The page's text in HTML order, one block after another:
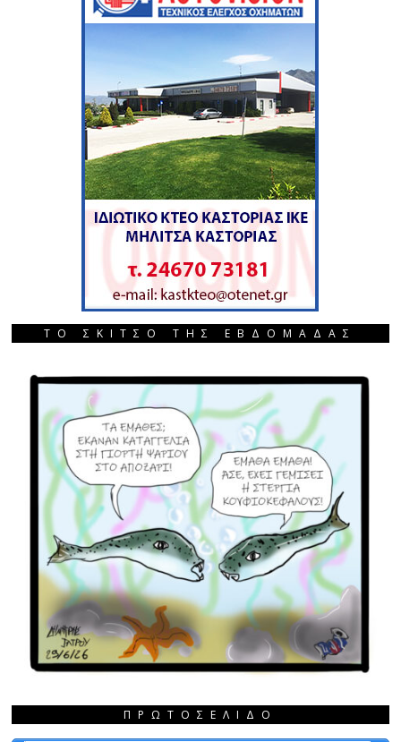
ΤΟ ΣΚΙΤΣΟ ΤΗΣ ΕΒΔΟΜΑΔΑΣ
ΠΡΩΤΟΣΈΛΙΔΟ